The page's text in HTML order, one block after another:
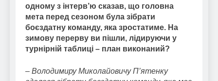
одному з інтерв’ю сказав, що головна
мета перед сезоном була зібрати
боєздатну команду, яка зростатиме. На
зимову перерву ви пішли, лідируючи у
турнірній таблиці – план виконаний?
– Володимиру Миколайовичу П’ятенку